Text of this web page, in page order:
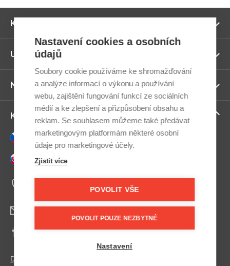
Kategorie
Užitečné odkazy
Newsletter
Kontaktujte nás
Česky
Slovensky
+420 607 800 100
Facebook
Další kontakty
Nastavení cookies a osobních
údajů
Soubory cookie používáme ke shromažďování
a analýze informací o výkonu a používání
webu, zajištění fungování funkcí ze sociálních
médií a ke zlepšení a přizpůsobení obsahu a
reklam. Se souhlasem můžeme také předávat
marketingovým platformám některé osobní
údaje pro marketingové účely.
Zjistit více
POVOLIT VŠE
POVOLIT POUZE NEZBYTNÉ
Nastavení